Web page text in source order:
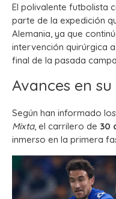
El polivalente futbolista
parte de la expedición
Alemania, ya que
intervención quirúrgica
final de la pasada
Avances en
Según han informado
Mixta, el carrilero de 30
inmerso en la primera